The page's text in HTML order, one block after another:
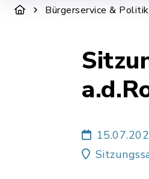
Bürgerservice & Politik